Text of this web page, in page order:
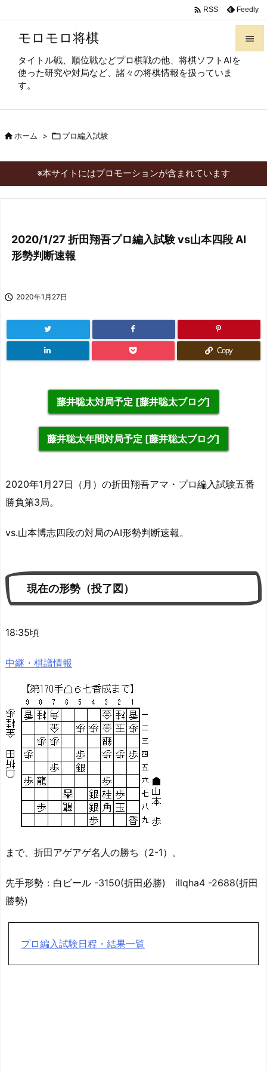
モロモロ将棋
タイトル戦、順位戦などプロ棋戦の他、将棋ソフトAIを
使った研究や対局など、諸々の将棋情報を扱っていま
す。

サイド

検索
 RSS Feedly
ホーム > プロ編入試験
※本サイトにはプロモーションが含まれています
2020/1/27 折田翔吾プロ編入試験 vs山本四段 AI
形勢判断速報
 2020年1月27日
Copy
藤井聡太対局予定 [藤井聡太ブログ]
藤井聡太年間対局予定 [藤井聡太ブログ]
2020年1月27日（月）の折田翔吾アマ・プロ編入試験五番
勝負第3局。
vs.山本博志四段の対局のAI形勢判断速報。
現在の形勢（投了図）
18:35頃
中継・棋譜情報
まで、折田アゲアゲ名人の勝ち（2-1）。
先手形勢：白ビール -3150(折田必勝) illqha4 -2688(折田
勝勢)
プロ編入試験日程・結果一覧